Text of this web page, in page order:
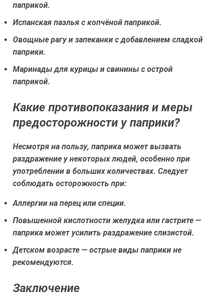
паприкой.
Испанская паэлья с копчёной паприкой.
Овощные рагу и запеканки с добавлением сладкой
паприки.
Маринады для курицы и свинины с острой
паприкой.
Какие противопоказания и меры
предосторожности у паприки?
Несмотря на пользу, паприка может вызвать
раздражение у некоторых людей, особенно при
употреблении в больших количествах. Следует
соблюдать осторожность при:
Аллергии на перец или специи.
Повышенной кислотности желудка или гастрите —
паприка может усилить раздражение слизистой.
Детском возрасте — острые виды паприки не
рекомендуются.
Заключение